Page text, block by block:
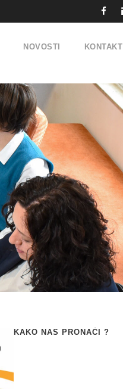
NOVOSTI KONTAKT
KAKO NAS PRONAĆI ?